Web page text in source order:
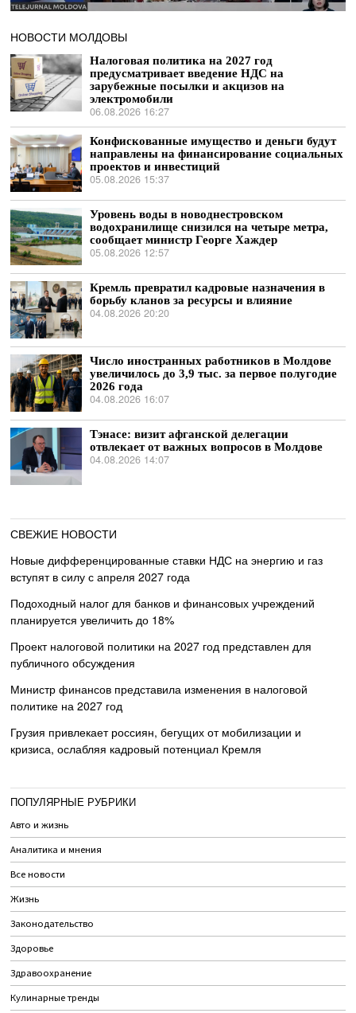
НОВОСТИ МОЛДОВЫ
Налоговая политика на 2027 год
предусматривает введение НДС на
зарубежные посылки и акцизов на
электромобили
06.08.2026 16:27
Конфискованные имущество и деньги будут
направлены на финансирование социальных
проектов и инвестиций
05.08.2026 15:37
Уровень воды в новоднестровском
водохранилище снизился на четыре метра,
сообщает министр Георге Хаждер
05.08.2026 12:57
Кремль превратил кадровые назначения в
борьбу кланов за ресурсы и влияние
04.08.2026 20:20
Число иностранных работников в Молдове
увеличилось до 3,9 тыс. за первое полугодие
2026 года
04.08.2026 16:07
Тэнасе: визит афганской делегации
отвлекает от важных вопросов в Молдове
04.08.2026 14:07
СВЕЖИЕ НОВОСТИ
Новые дифференцированные ставки НДС на энергию и газ
вступят в силу с апреля 2027 года
Подоходный налог для банков и финансовых учреждений
планируется увеличить до 18%
Проект налоговой политики на 2027 год представлен для
публичного обсуждения
Министр финансов представила изменения в налоговой
политике на 2027 год
Грузия привлекает россиян, бегущих от мобилизации и
кризиса, ослабляя кадровый потенциал Кремля
ПОПУЛЯРНЫЕ РУБРИКИ
Авто и жизнь
Аналитика и мнения
Все новости
Жизнь
Законодательство
Здоровье
Здравоохранение
Кулинарные тренды